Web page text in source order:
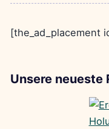
[the_ad_placement
Unsere neueste